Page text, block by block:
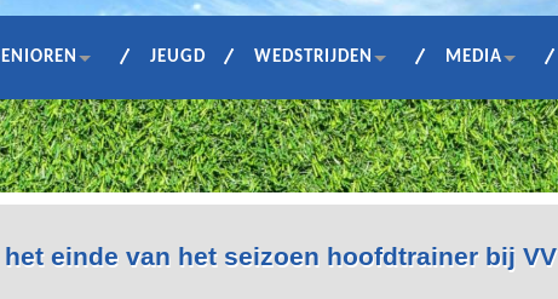
JEUGD WEDSTRIJDEN MEDIA
einde van het seizoen hoofdtrainer bij VV